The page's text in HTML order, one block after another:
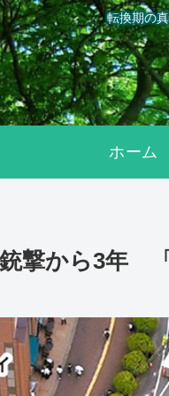
転換期の
ホーム
撃から3年